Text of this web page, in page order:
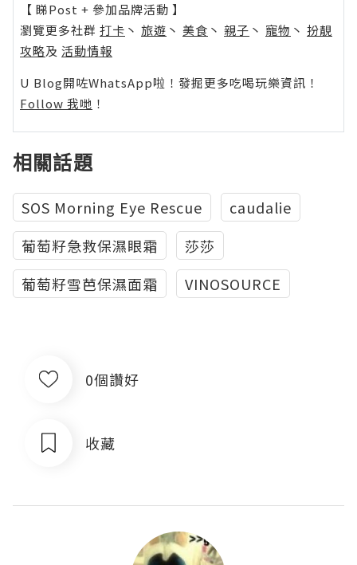
【 睇Post + 參加品牌活動 】
瀏覽更多社群 打卡 丶 旅遊 丶 美食 丶 親子 丶 寵物 丶 扮靚
攻略及 活動情報
U Blog開咗WhatsApp啦！發掘更多吃喝玩樂資訊！
Follow 我哋 ！
相關話題
SOS Morning Eye Rescue
caudalie
葡萄籽急救保濕眼霜
莎莎
葡萄籽雪芭保濕面霜
VINOSOURCE
0個讚好
收藏